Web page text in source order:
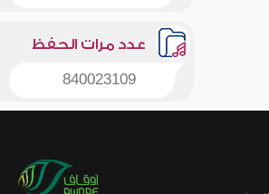
عدد مرات الحفظ
840023109